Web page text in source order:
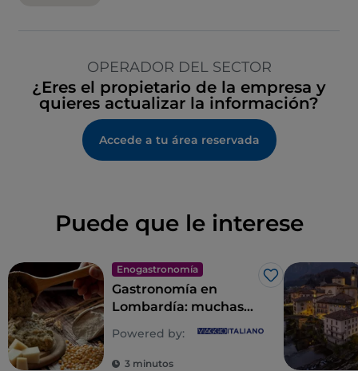
OPERADOR DEL SECTOR
¿Eres el propietario de la empresa y
quieres actualizar la información?
Accede a tu área reservada
Puede que le interese
Enogastronomía
Me gusta
Gastronomía en
Lombardía: muchas
almas para un
derroche de sabores
Powered by:
3 minutos